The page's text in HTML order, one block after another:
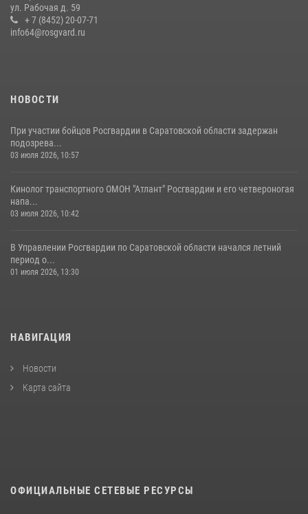
28 июля 2026, 13:25
05 августа 2026, 12:55
ул. Рабочая д. 59
+ 7 (8452) 20-07-71
info64@rosgvard.ru
НОВОСТИ
При участии бойцов Росгвардии в Саратовской области задержан
подозрева...
03 июля 2026, 10:57
Кинолог транспортного ОМОН "Атлант" Росгвардии и его четвероногая
напа...
03 июля 2026, 10:42
В Управлении Росгвардии по Саратовской области начался летний
период о...
01 июля 2026, 13:30
НАВИГАЦИЯ
Новости
Карта сайта
ОФИЦИАЛЬНЫЕ СЕТЕВЫЕ РЕСУРСЫ